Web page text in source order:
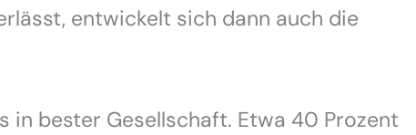
entwickelt sich dann auch die
in bester Gesellschaft. Etwa 40 Prozent